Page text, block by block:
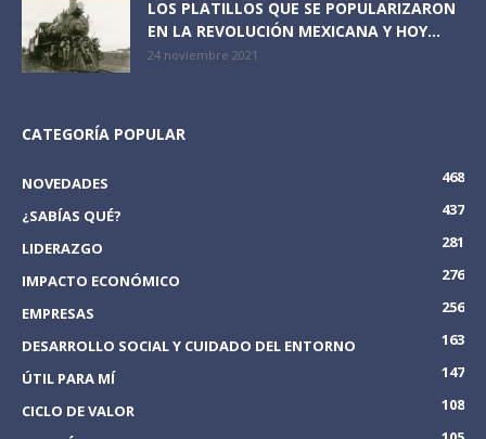
LOS PLATILLOS QUE SE POPULARIZARON
EN LA REVOLUCIÓN MEXICANA Y HOY...
24 noviembre 2021
CATEGORÍA POPULAR
NOVEDADES
468
¿SABÍAS QUÉ?
437
LIDERAZGO
281
IMPACTO ECONÓMICO
276
EMPRESAS
256
DESARROLLO SOCIAL Y CUIDADO DEL ENTORNO
163
ÚTIL PARA MÍ
147
CICLO DE VALOR
108